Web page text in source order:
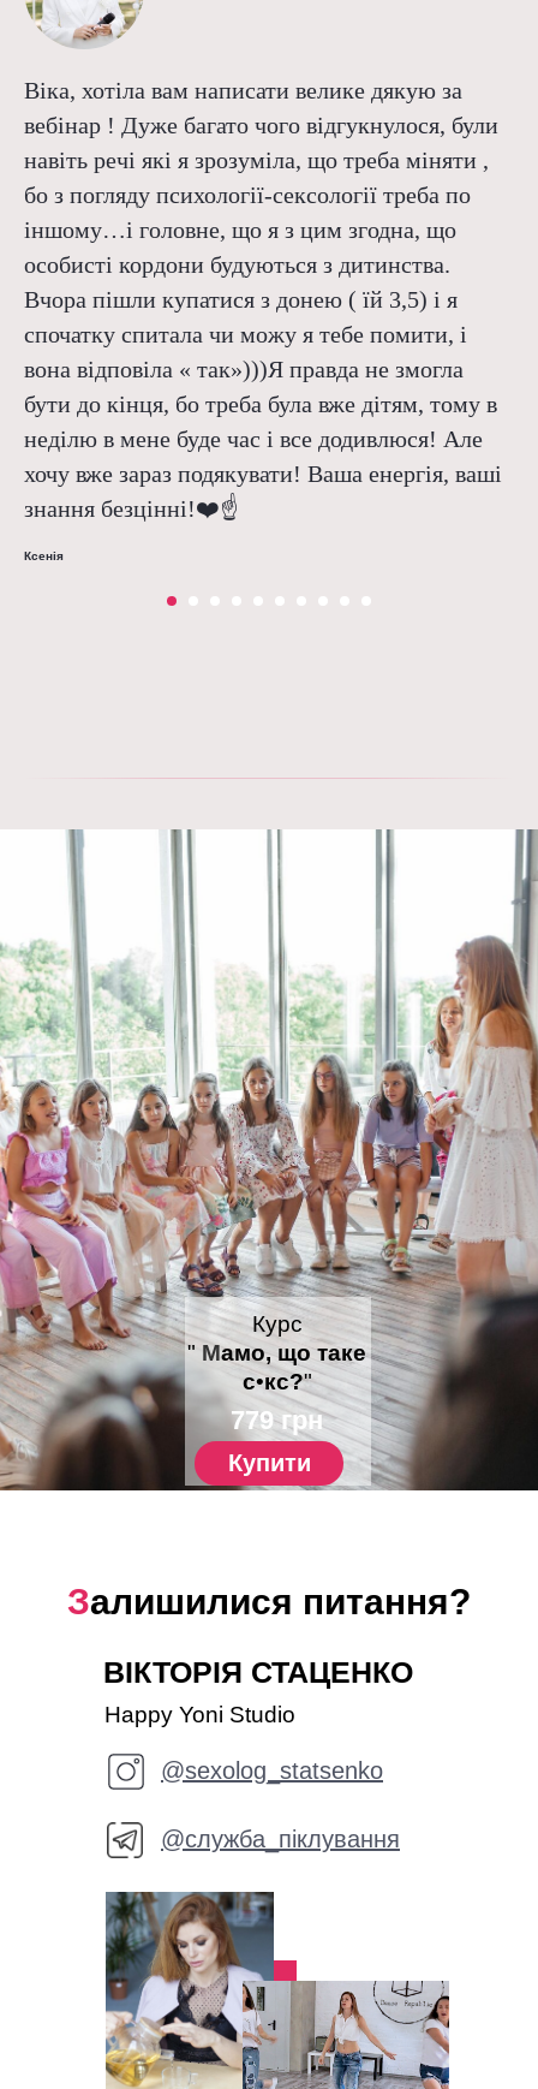
У мене три хлопчики, і я завжди думала, що це
батько має щось пояснювати. Але він не
проявляв ініціативи. А зараз я чітко знаю, як
говорити з ними сама. І вдячна, що саме
вчасно натрапила на блог Вікторії
Вікторія
Курс
"Мамо, що таке
с•кс?"
779 грн
Купити
Залишилися питання?
Happy Yoni Studio
@sexolog_statsenko
ВІКТОРІЯ СТАЦЕНКО